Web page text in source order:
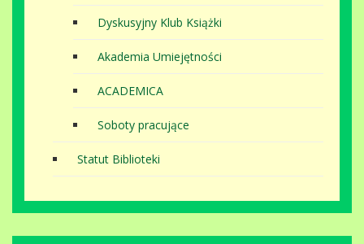
Dyskusyjny Klub Książki
Akademia Umiejętności
ACADEMICA
Soboty pracujące
Statut Biblioteki